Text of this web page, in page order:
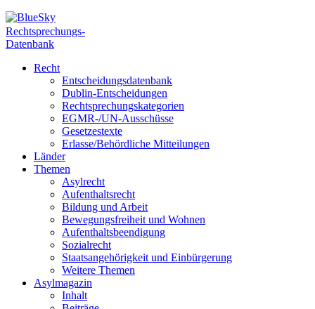
Rechtsprechungs-
Datenbank
Recht
Entscheidungsdatenbank
Dublin-Entscheidungen
Rechtsprechungskategorien
EGMR-/UN-Ausschüsse
Gesetzestexte
Erlasse/Behördliche Mitteilungen
Länder
Themen
Asylrecht
Aufenthaltsrecht
Bildung und Arbeit
Bewegungsfreiheit und Wohnen
Aufenthaltsbeendigung
Sozialrecht
Staatsangehörigkeit und Einbürgerung
Weitere Themen
Asylmagazin
Inhalt